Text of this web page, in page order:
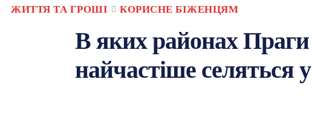
ЖИТТЯ ТА ГРОШІ КОРИСНЕ БІЖЕНЦЯМ
В яких районах Праги
найчастіше селяться